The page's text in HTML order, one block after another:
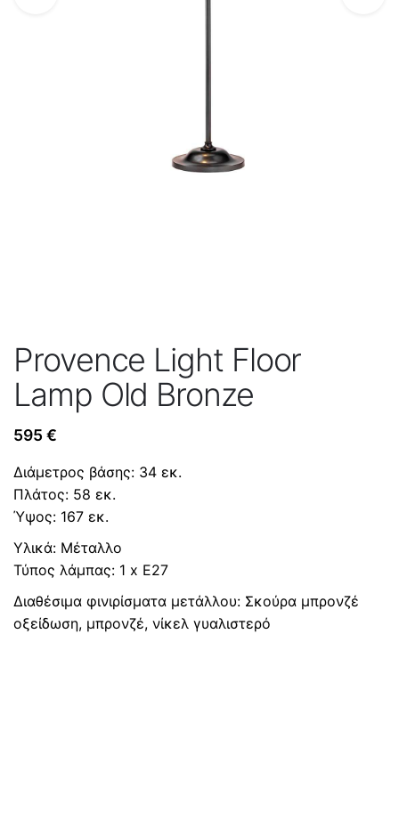
Provence Light Floor
Lamp Old Bronze
595 €
Διάμετρος βάσης: 34 εκ.
Πλάτος: 58 εκ.
Ύψος: 167 εκ.
Υλικά: Μέταλλο
Τύπος λάμπας: 1 x E27
Διαθέσιμα φινιρίσματα μετάλλου: Σκούρα μπρονζέ
οξείδωση, μπρονζέ, νίκελ γυαλιστερό